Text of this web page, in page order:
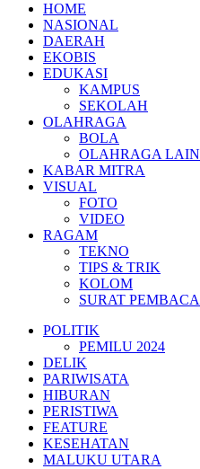
HOME
NASIONAL
DAERAH
EKOBIS
EDUKASI
KAMPUS
SEKOLAH
OLAHRAGA
BOLA
OLAHRAGA LAIN
KABAR MITRA
VISUAL
FOTO
VIDEO
RAGAM
TEKNO
TIPS & TRIK
KOLOM
SURAT PEMBACA
POLITIK
PEMILU 2024
DELIK
PARIWISATA
HIBURAN
PERISTIWA
FEATURE
KESEHATAN
MALUKU UTARA